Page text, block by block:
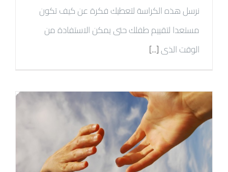
نرسل هذه الكراسة لتعطيك فكرة عن كيف تكون
مستعدا لتقييم طفلك حتى يمكن الاستفادة من
الوقت الذى[...]